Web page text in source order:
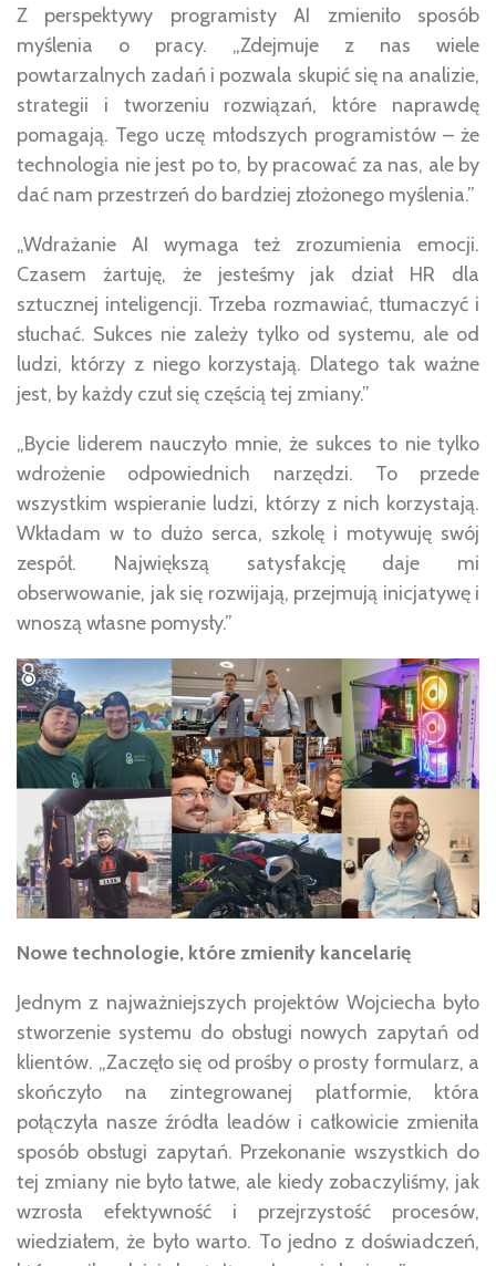
Z perspektywy programisty AI zmieniło sposób
myślenia o pracy. „Zdejmuje z nas wiele
powtarzalnych zadań i pozwala skupić się na analizie,
strategii i tworzeniu rozwiązań, które naprawdę
pomagają. Tego uczę młodszych programistów – że
technologia nie jest po to, by pracować za nas, ale by
dać nam przestrzeń do bardziej złożonego myślenia.”
„Wdrażanie AI wymaga też zrozumienia emocji.
Czasem żartuję, że jesteśmy jak dział HR dla
sztucznej inteligencji. Trzeba rozmawiać, tłumaczyć i
słuchać. Sukces nie zależy tylko od systemu, ale od
ludzi, którzy z niego korzystają. Dlatego tak ważne
jest, by każdy czuł się częścią tej zmiany.”
„Bycie liderem nauczyło mnie, że sukces to nie tylko
wdrożenie odpowiednich narzędzi. To przede
wszystkim wspieranie ludzi, którzy z nich korzystają.
Wkładam w to dużo serca, szkolę i motywuję swój
zespół. Największą satysfakcję daje mi
obserwowanie, jak się rozwijają, przejmują inicjatywę i
wnoszą własne pomysły.”
Nowe technologie, które zmieniły kancelarię
Jednym z najważniejszych projektów Wojciecha było
stworzenie systemu do obsługi nowych zapytań od
klientów. „Zaczęło się od prośby o prosty formularz, a
skończyło na zintegrowanej platformie, która
połączyła nasze źródła leadów i całkowicie zmieniła
sposób obsługi zapytań. Przekonanie wszystkich do
tej zmiany nie było łatwe, ale kiedy zobaczyliśmy, jak
wzrosła efektywność i przejrzystość procesów,
wiedziałem, że było warto. To jedno z doświadczeń,